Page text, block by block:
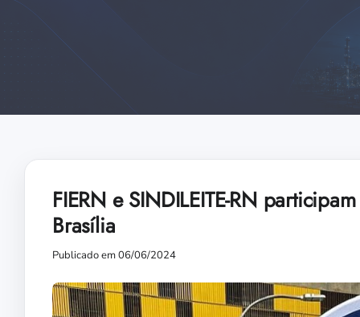
FIERN e SINDILEITE-RN
Brasília
Publicado em 06/06/2024